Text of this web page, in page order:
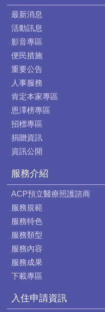
最新消息
活動訊息
影音專區
便民措施
重要公告
人事服務
肯定本家專區
恩澤榜專區
招標專區
捐贈資訊
資訊公開
服務介紹
ACP預立醫療照護諮商
服務規範
服務特色
服務類型
服務內容
服務成果
下載專區
入住申請資訊